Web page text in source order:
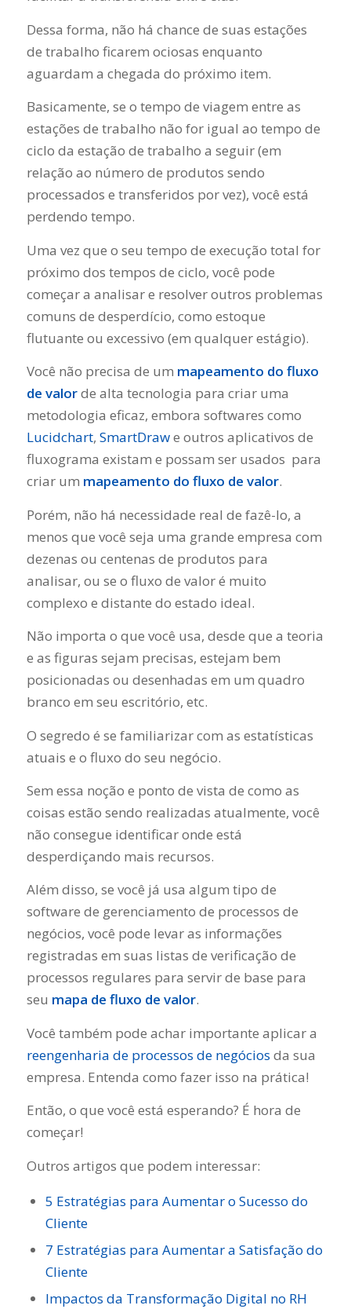
Dessa forma, não há chance de suas estações
de trabalho ficarem ociosas enquanto
aguardam a chegada do próximo item.
Basicamente, se o tempo de viagem entre as
estações de trabalho não for igual ao tempo de
ciclo da estação de trabalho a seguir (em
relação ao número de produtos sendo
processados ​​e transferidos por vez), você está
perdendo tempo.
Uma vez que o seu tempo de execução total for
próximo dos tempos de ciclo, você pode
começar a analisar e resolver outros problemas
comuns de desperdício, como estoque
flutuante ou excessivo (em qualquer estágio).
Você não precisa de um mapeamento do fluxo
de valorde alta tecnologia para criar uma
metodologia eficaz, embora softwares como
Lucidchart, SmartDrawe outros aplicativos de
fluxograma existam e possam ser usados ​ para
criar um mapeamento do fluxo de valor.
Porém, não há necessidade real de fazê-lo, a
menos que você seja uma grande empresa com
dezenas ou centenas de produtos para
analisar, ou se o fluxo de valor é muito
complexo e distante do estado ideal.
Não importa o que você usa, desde que a teoria
e as figuras sejam precisas, estejam bem
posicionadas ou desenhadas em um quadro
branco em seu escritório, etc.
O segredo é se familiarizar com as estatísticas
atuais e o fluxo do seu negócio.
Sem essa noção e ponto de vista de como as
coisas estão sendo realizadas atualmente, você
não consegue identificar onde está
desperdiçando mais recursos.
Além disso, se você já usa algum tipo de
software de gerenciamento de processos de
negócios, você pode levar as informações
registradas em suas listas de verificação de
processos regulares para servir de base para
seu mapa de fluxo de valor.
Você também pode achar importante aplicar a
reengenharia de processos de negócios da sua
empresa. Entenda como fazer isso na prática!
Então, o que você está esperando? É hora de
começar!
Outros artigos que podem interessar:
5 Estratégias para Aumentar o Sucesso do
Cliente
7 Estratégias para Aumentar a Satisfação do
Cliente
Impactos da Transformação Digital no RH